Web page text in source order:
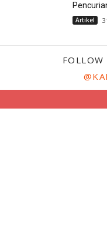
Artikel
FOLLOW